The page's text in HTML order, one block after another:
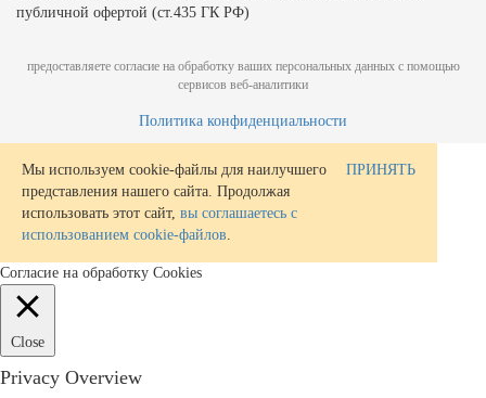
публичной офертой (ст.435 ГК РФ)
предоставляете согласие на обработку ваших персональных данных с помощью
сервисов веб-аналитики
Политика конфиденциальности
Мы используем cookie-файлы для наилучшего
представления нашего сайта. Продолжая
использовать этот сайт, вы соглашаетесь с
использованием cookie-файлов
ПРИНЯТЬ
Согласие на обработку Cookies
Close
Privacy Overview